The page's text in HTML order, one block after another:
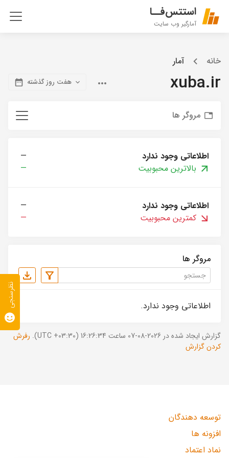
استتس‌فــا
آمارگیر وب سایت
خانه آمار
xuba.ir هفت روز گذشته
مروگر ها
اطلاعاتی وجود ندارد
—
بالاترین محبوبیت
—
اطلاعاتی وجود ندارد
—
کمترین محبوبیت
—
مروگر ها
اطلاعاتی وجود ندارد.
گزارش ایجاد شده در 2026-08-07 ساعت 16:26:34 (UTC +03:30).
رفرش
کردن گزارش
توسعه دهندگان
افزونه ها
نماد اعتماد
نظرسنجی